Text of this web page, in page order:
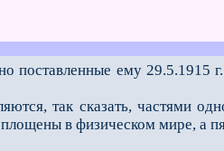
поставленные ему
так сказать, частями
в физическом мире, а